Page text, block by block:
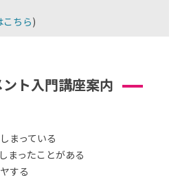
ちら)
ト入門講座案内
まっている
まったことがある
する